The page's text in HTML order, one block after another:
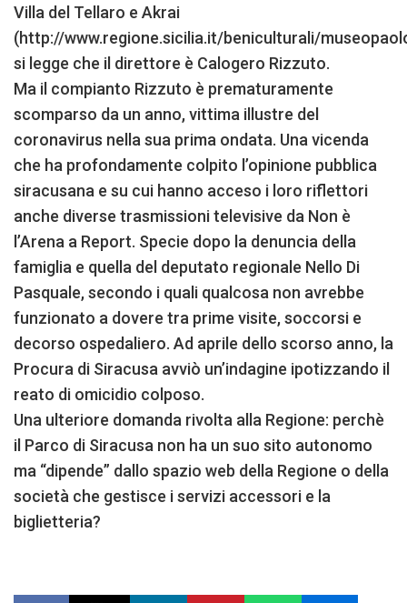
Villa del Tellaro e Akrai
(http://www.regione.sicilia.it/beniculturali/
si legge che il direttore è Calogero Rizzuto.
Ma il compianto Rizzuto è prematuramente
scomparso da un anno, vittima illustre del
coronavirus nella sua prima ondata. Una vicenda
che ha profondamente colpito l’opinione pubblica
siracusana e su cui hanno acceso i loro riflettori
anche diverse trasmissioni televisive da Non è
l’Arena a Report. Specie dopo la denuncia della
famiglia e quella del deputato regionale Nello Di
Pasquale, secondo i quali qualcosa non avrebbe
funzionato a dovere tra prime visite, soccorsi e
decorso ospedaliero. Ad aprile dello scorso anno, la
Procura di Siracusa avviò un’indagine ipotizzando il
reato di omicidio colposo.
Una ulteriore domanda rivolta alla Regione: perchè
il Parco di Siracusa non ha un suo sito autonomo
ma “dipende” dallo spazio web della Regione o della
società che gestisce i servizi accessori e la
biglietteria?